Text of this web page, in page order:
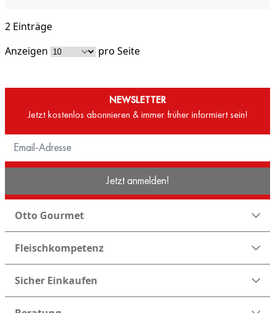
2 Einträge
Anzeigen
pro Seite
NEWSLETTER
Jetzt kostenlos abonnieren & immer früher informiert sein!
Jetzt anmelden!
Otto Gourmet
Fleischkompetenz
Sicher Einkaufen